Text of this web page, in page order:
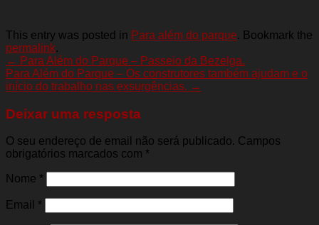
This entry was posted in Para além do parque. Bookmark the
permalink.
← Para Além do Parque – Passeio da Bezelga.
Para Além do Parque – Os construtores também ajudam e o
início do trabalho nas exsurgências. →
Deixar uma resposta
O seu endereço de email não será publicado. Campos
obrigatórios marcados com *
Nome *
Email *